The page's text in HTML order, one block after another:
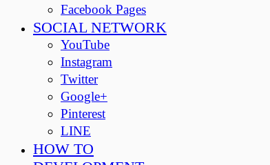
Facebook Pages
SOCIAL NETWORK
YouTube
Instagram
Twitter
Google+
Pinterest
LINE
HOW TO